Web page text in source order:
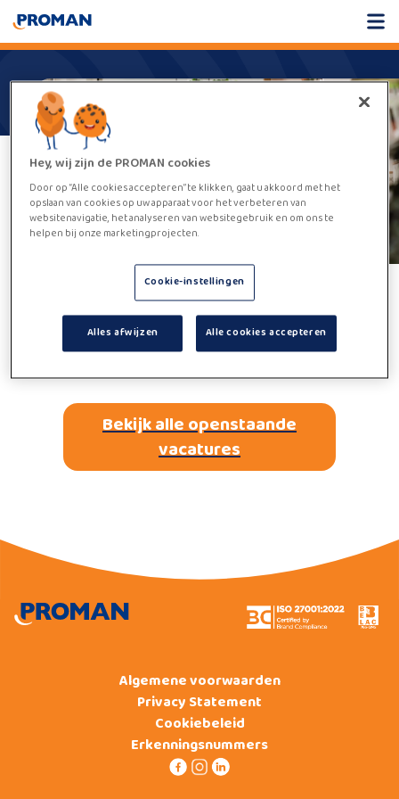
Helaas,
deze vacature kan niet
Bekijk alle openstaande
vacatures
Algemene voorwaarden
Privacy Statement
Cookiebeleid
Erkenningsnummers
Hey, wij zijn de PROMAN cookies
Door op “Alle cookies accepteren” te klikken, gaat u akkoord met het
opslaan van cookies op uw apparaat voor het verbeteren van
websitenavigatie, het analyseren van websitegebruik en om ons te
helpen bij onze marketingprojecten.
Cookie-instellingen
Alles afwijzen Alle cookies accepteren